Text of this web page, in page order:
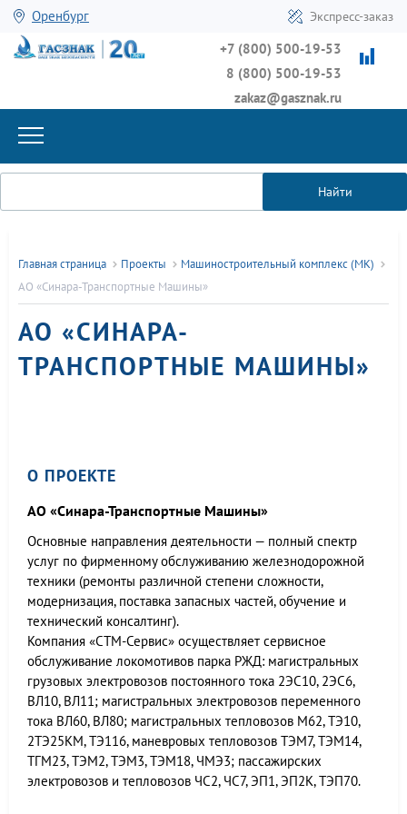
Оренбург Экспресс-заказ
+7 (800) 500-19-53
8 (800) 500-19-53
zakaz@gasznak.ru
Найти
Главная страница Проекты
Машиностроительный комплекс (MК)
АО «Синара-Транспортные Машины»
АО «СИНАРА-
ТРАНСПОРТНЫЕ МАШИНЫ»
О ПРОЕКТЕ
АО «Синара-Транспортные Машины»
Основные направления деятельности — полный спектр
услуг по фирменному обслуживанию железнодорожной
техники (ремонты различной степени сложности,
модернизация, поставка запасных частей, обучение и
технический консалтинг).
Компания «СТМ-Сервис» осуществляет сервисное
обслуживание локомотивов парка РЖД: магистральных
грузовых электровозов постоянного тока 2ЭС10, 2ЭС6,
ВЛ10, ВЛ11; магистральных электровозов переменного
тока ВЛ60, ВЛ80; магистральных тепловозов М62, ТЭ10,
2ТЭ25КМ, ТЭ116, маневровых тепловозов ТЭМ7, ТЭМ14,
ТГМ23, ТЭМ2, ТЭМ3, ТЭМ18, ЧМЭ3; пассажирских
электровозов и тепловозов ЧС2, ЧС7, ЭП1, ЭП2К, ТЭП70.